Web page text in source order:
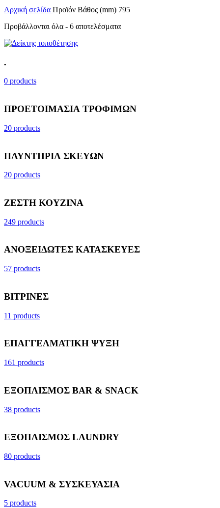
Αρχική σελίδα Προϊόν Βάθος (mm) 795
Προβάλλονται όλα - 6 αποτελέσματα
.
0 products
ΠΡΟΕΤΟΙΜΑΣΙΑ ΤΡΟΦΙΜΩΝ
20 products
ΠΛΥΝΤΗΡΙΑ ΣΚΕΥΩΝ
20 products
ΖΕΣΤΗ ΚΟΥΖΙΝΑ
249 products
ΑΝΟΞΕΙΔΩΤΕΣ ΚΑΤΑΣΚΕΥΕΣ
57 products
ΒΙΤΡΙΝΕΣ
11 products
ΕΠΑΓΓΕΛΜΑΤΙΚΗ ΨΥΞΗ
161 products
ΕΞΟΠΛΙΣΜΟΣ BAR & SNACK
38 products
ΕΞΟΠΛΙΣΜΟΣ LAUNDRY
80 products
VACUUM & ΣΥΣΚΕΥΑΣΙΑ
5 products